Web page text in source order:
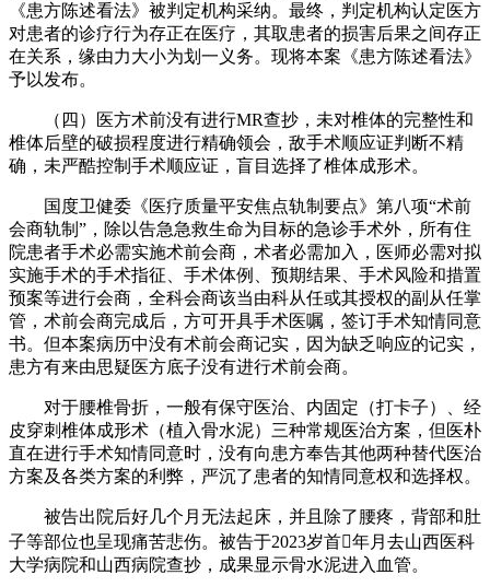
《患方陈述看法》被判定机构采纳。最终，判定机构认定医方
对患者的诊疗行为存正在医疗，其取患者的损害后果之间存正
在关系，缘由力大小为划一义务。现将本案《患方陈述看法》
予以发布。
（四）医方术前没有进行MR查抄，未对椎体的完整性和
椎体后壁的破损程度进行精确领会，敌手术顺应证判断不精
确，未严酷控制手术顺应证，盲目选择了椎体成形术。
国度卫健委《医疗质量平安焦点轨制要点》第八项“术前
会商轨制”，除以告急急救生命为目标的急诊手术外，所有住
院患者手术必需实施术前会商，术者必需加入，医师必需对拟
实施手术的手术指征、手术体例、预期结果、手术风险和措置
预案等进行会商，全科会商该当由科从任或其授权的副从任掌
管，术前会商完成后，方可开具手术医嘱，签订手术知情同意
书。但本案病历中没有术前会商记实，因为缺乏响应的记实，
患方有来由思疑医方底子没有进行术前会商。
对于腰椎骨折，一般有保守医治、内固定（打卡子）、经
皮穿刺椎体成形术（植入骨水泥）三种常规医治方案，但医朴
直在进行手术知情同意时，没有向患方奉告其他两种替代医治
方案及各类方案的利弊，严沉了患者的知情同意权和选择权。
被告出院后好几个月无法起床，并且除了腰疼，背部和肚
子等部位也呈现痛苦悲伤。被告于2023岁首年月去山西医科
大学病院和山西病院查抄，成果显示骨水泥进入血管。